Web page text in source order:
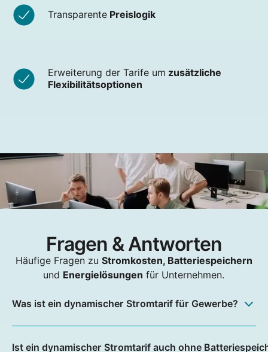
Transparente Preislogik
Erweiterung der Tarife um zusätzliche
Flexibilitätsoptionen
Fragen & Antworten
Häufige Fragen zu Stromkosten, Batteriespeichern
und Energielösungen für Unternehmen.
Was ist ein dynamischer Stromtarif für Gewerbe?
Ist ein dynamischer Stromtarif auch ohne